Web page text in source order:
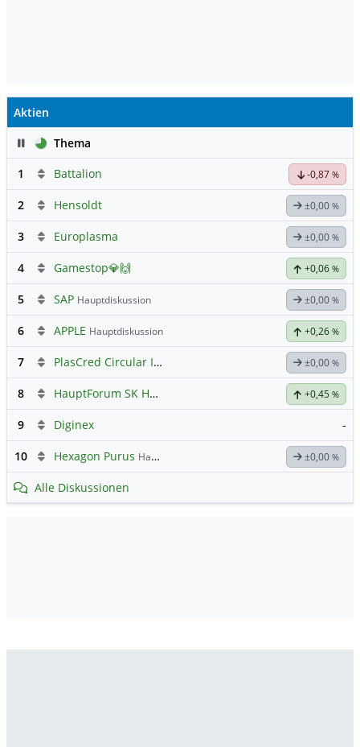
Aktien
PauseThema
1
Battalion -0,87 %
2 Hensoldt ±0,00 %
3 Europlasma ±0,00 %
4 Gamestop💎🙌 +0,06 %
5 SAP Hauptdiskussion ±0,00 %
6 APPLE Hauptdiskussion +0,26 %
7 PlasCred Circular Innovations ±0,00 %
8 HauptForum SK HYNIC +0,45 %
9 Diginex -
10 Hexagon Purus Hauptdiskussion ±0,00 %
Alle Diskussionen